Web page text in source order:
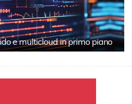
e multicloud in primo piano